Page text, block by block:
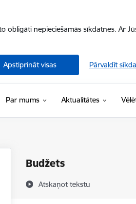
obligāti nepieciešamās sīkdatnes. Ar
Apstiprināt visas Pārvaldīt
Par mums Aktualitātes
Budžets
Atskaņot tekstu